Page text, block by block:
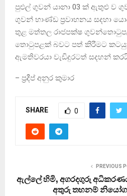
පුළුල් ගුවන් යානා 03 ක් ඇතුළු ව
ගුවන් භාණ්ඩ ප්‍රවාහනය සදහා
තුළ මත්තල රාජපක්ෂ
තොටුපළක් බවට පත් කිරීමට
ඇමතිවරයා වැඩිදුරටත් සදහන්
– ප්‍රදීප් අනුර කුමාර
SHARE 0
PREVIOUS
ඇල්ලේ හිමි, අගරදගුරු
අතුරු තහනම්